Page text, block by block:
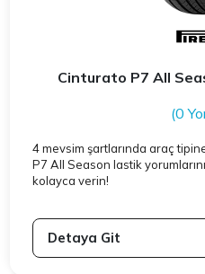
Cinturato P7 All
(0
4 mevsim şartlarında araç
P7 All Season lastik
kolayca verin!
Detaya Git